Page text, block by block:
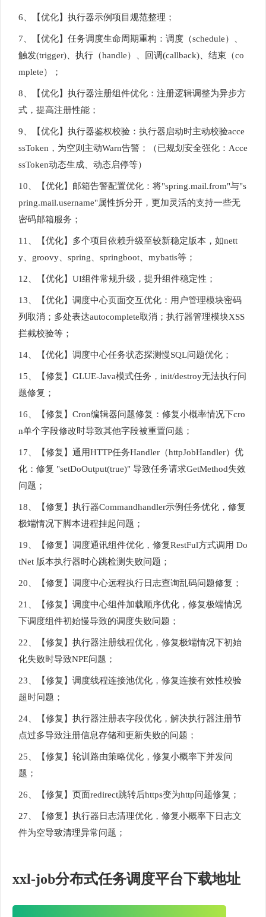
6、【优化】执行器示例项目规范整理；
7、【优化】任务调度生命周期重构：调度（schedule）、
触发(trigger)、执行（handle）、回调(callback)、结束（co
mplete）；
8、【优化】执行器注册组件优化：注册逻辑调整为异步方
式，提高注册性能；
9、【优化】执行器鉴权校验：执行器启动时主动校验acce
ssToken，为空则主动Warn告警；（已规划安全强化：Acce
ssToken动态生成、动态启停等）
10、【优化】邮箱告警配置优化：将"spring.mail.from"与"s
pring.mail.username"属性拆分开，更加灵活的支持一些无
密码邮箱服务；
11、【优化】多个项目依赖升级至较新稳定版本，如nett
y、groovy、spring、springboot、mybatis等；
12、【优化】UI组件常规升级，提升组件稳定性；
13、【优化】调度中心页面交互优化：用户管理模块密码
列取消；多处表达autocomplete取消；执行器管理模块XSS
拦截校验等；
14、【优化】调度中心任务状态探测慢SQL问题优化；
15、【修复】GLUE-Java模式任务，init/destroy无法执行问
题修复；
16、【修复】Cron编辑器问题修复：修复小概率情况下cro
n单个字段修改时导致其他字段被重置问题；
17、【修复】通用HTTP任务Handler（httpJobHandler）优
化：修复 "setDoOutput(true)" 导致任务请求GetMethod失效
问题；
18、【修复】执行器Commandhandler示例任务优化，修复
极端情况下脚本进程挂起问题；
19、【修复】调度通讯组件优化，修复RestFul方式调用 Do
tNet 版本执行器时心跳检测失败问题；
20、【修复】调度中心远程执行日志查询乱码问题修复；
21、【修复】调度中心组件加载顺序优化，修复极端情况
下调度组件初始慢导致的调度失败问题；
22、【修复】执行器注册线程优化，修复极端情况下初始
化失败时导致NPE问题；
23、【修复】调度线程连接池优化，修复连接有效性校验
超时问题；
24、【修复】执行器注册表字段优化，解决执行器注册节
点过多导致注册信息存储和更新失败的问题；
25、【修复】轮训路由策略优化，修复小概率下并发问
题；
26、【修复】页面redirect跳转后https变为http问题修复；
27、【修复】执行器日志清理优化，修复小概率下日志文
件为空导致清理异常问题；
xxl-job分布式任务调度平台下载地址